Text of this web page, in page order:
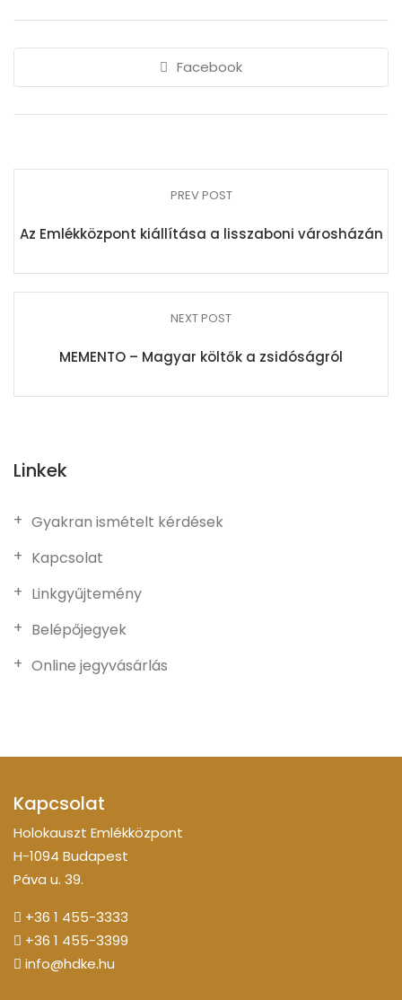
Facebook
PREV POST
Az Emlékközpont kiállítása a lisszaboni városházán
NEXT POST
MEMENTO – Magyar költők a zsidóságról
Linkek
Gyakran ismételt kérdések
Kapcsolat
Linkgyűjtemény
Belépőjegyek
Online jegyvásárlás
Kapcsolat
Holokauszt Emlékközpont
H-1094 Budapest
Páva u. 39.
+36 1 455-3333
+36 1 455-3399
info@hdke.hu